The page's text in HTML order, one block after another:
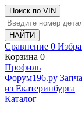
Поиск по VIN
Сравнение 0
Корзина 0
Профиль
Фoрум196.ру
из Екатеринбурга
Каталог